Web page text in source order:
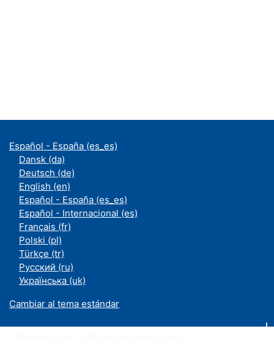
Español - España ‎(es_es)‎
Dansk ‎(da)‎
Deutsch ‎(de)‎
English ‎(en)‎
Español - España ‎(es_es)‎
Español - Internacional ‎(es)‎
Français ‎(fr)‎
Polski ‎(pl)‎
Türkçe ‎(tr)‎
Русский ‎(ru)‎
Українська ‎(uk)‎
Cambiar al tema estándar